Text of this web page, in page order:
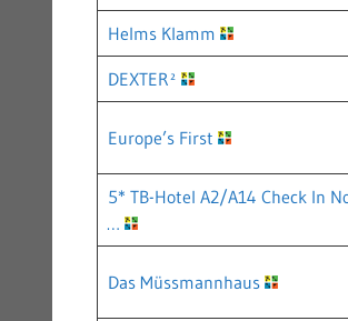
Helms Klamm
DEXTER²
Europe’s First
5* TB-Hotel A2/A14 Check In
…
Das Müssmannhaus